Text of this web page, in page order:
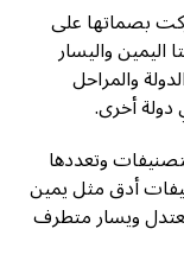
بصماتها على
واليسار
والمراحل
دولة أخرى.
وتعددها
أدق مثل يمين
ويسار متطرف